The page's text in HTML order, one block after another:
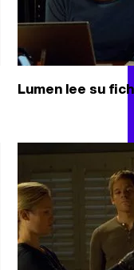
Lumen lee su